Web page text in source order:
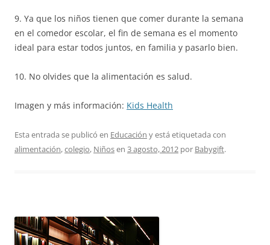
9. Ya que los niños tienen que comer durante la semana
en el comedor escolar, el fin de semana es el momento
ideal para estar todos juntos, en familia y pasarlo bien.
10. No olvides que la alimentación es salud.
Imagen y más información: Kids Health
Esta entrada se publicó en Educación y está etiquetada con
alimentación,colegio, Niñosen 3 agosto, 2012 por Babygift.